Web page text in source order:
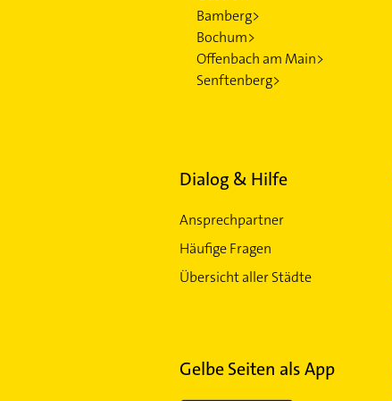
Bamberg>
Bochum>
Offenbach am Main>
Senftenberg>
Dialog & Hilfe
Ansprechpartner
Häufige Fragen
Übersicht aller Städte
Gelbe Seiten als App